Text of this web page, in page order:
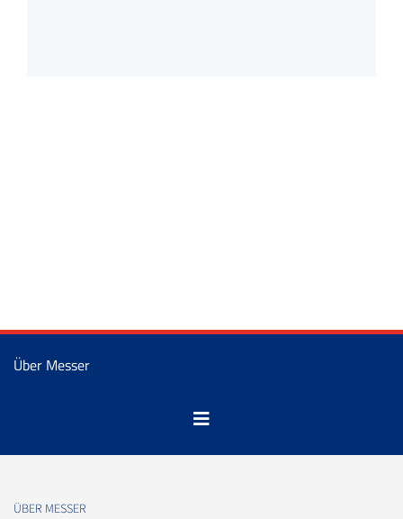
Über Messer
ÜBER MESSER